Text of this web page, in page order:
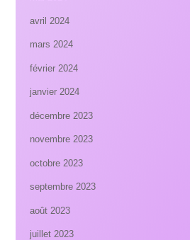
avril 2024
mars 2024
février 2024
janvier 2024
décembre 2023
novembre 2023
octobre 2023
septembre 2023
août 2023
juillet 2023